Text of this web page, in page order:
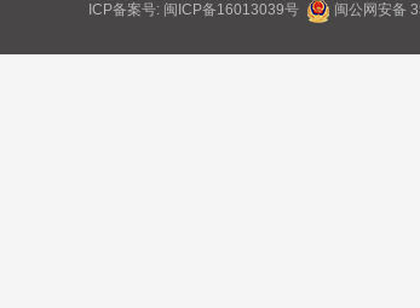
ICP备案号: 闽ICP备16013039号 闽公网安备